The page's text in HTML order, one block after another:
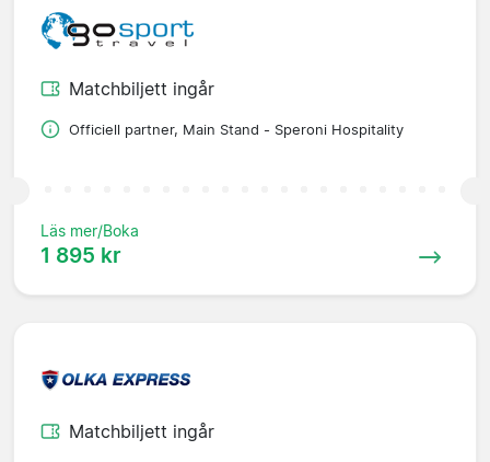
Matchbiljett ingår
Officiell partner, Main Stand - Speroni Hospitality
Läs mer/Boka
1 895 kr
Matchbiljett ingår